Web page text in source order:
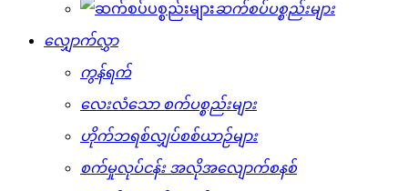
ဆက်စပ်ပစ္စည်းများ
လျှောက်လွှာ
ကွန်ရက်
လေးလံသော စက်ပစ္စည်းများ
ဟိုက်ဘရစ်လျှပ်စစ်ယာဉ်များ
စက်မှုလုပ်ငန်း အလိုအလျောက်စနစ်